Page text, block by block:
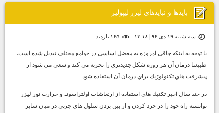
بايدها و نبايدهاي ليزر ليپوليز
سه شنبه ۱۹ دی ۹۶ | ۱۲:۱۸ ۱۶۵ بازديد
با توجه به اينكه چاقي امروزه به معضل اساسي در جوامع مختلف تبديل شده است،
طبيعتا درمان آن هر روزه شكل جديدتري را تجربه مي كند و سعي مي شود از
پيشرفت هاي تكنولوژيك براي درمان آن استفاده شود.
در چند سال اخير تكنيك هاي استفاده از ارتعاشات اولتراسوند و حرارت نور ليزر
توانسته راه خود را در خرد كردن و از بين بردن سلول هاي چربي در ميان ساير